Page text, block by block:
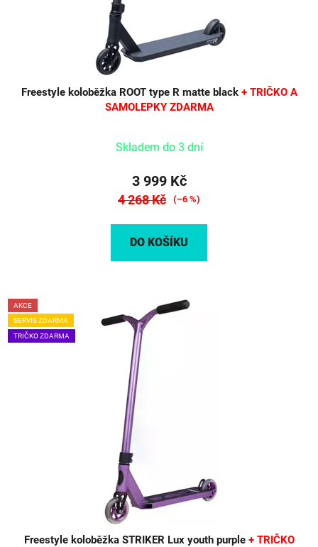
Freestyle koloběžka ROOT type R matte black + TRIČKO A
SAMOLEPKY ZDARMA
Skladem do 3 dní
3 999 Kč
4 268 Kč (–6 %)
DO KOŠÍKU
AKCE
SERVIS ZDARMA
TRIČKO ZDARMA
Freestyle koloběžka STRIKER Lux youth purple + TRIČKO